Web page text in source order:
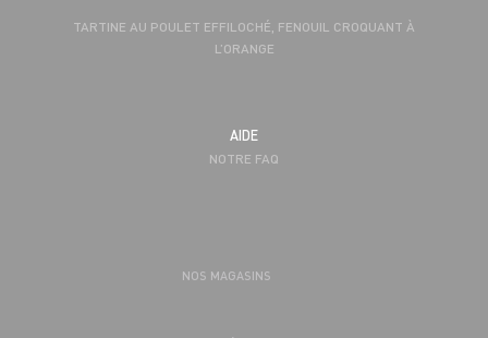
TARTINE AU POULET EFFILOCHÉ, FENOUIL CROQUANT À
L’ORANGE
AIDE
NOTRE FAQ
NOS MAGASINS